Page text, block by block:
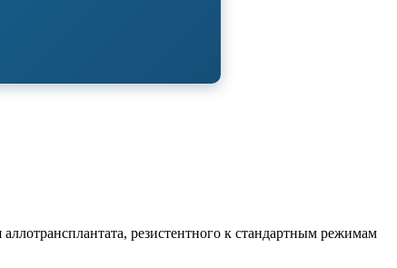
резистентного к стандартным режимам